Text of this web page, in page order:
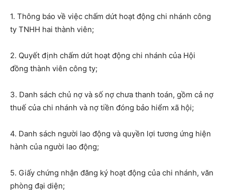
1. Thông báo về việc chấm dứt hoạt động chi nhánh công
ty TNHH hai thành viên;
2. Quyết định chấm dứt hoạt động chi nhánh của Hội
đồng thành viên công ty;
3. Danh sách chủ nợ và số nợ chưa thanh toán, gồm cả nợ
thuế của chi nhánh và nợ tiền đóng bảo hiểm xã hội;
4. Danh sách người lao động và quyền lợi tương ứng hiện
hành của người lao động;
5. Giấy chứng nhận đăng ký hoạt động của chi nhánh, văn
phòng đại diện;